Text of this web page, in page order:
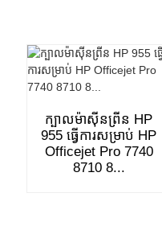
ក្បាលម៉ាស៊ីនព្រីន HP
955 ធ្វើការសម្រាប់ HP
Officejet Pro 7740
8710 8...